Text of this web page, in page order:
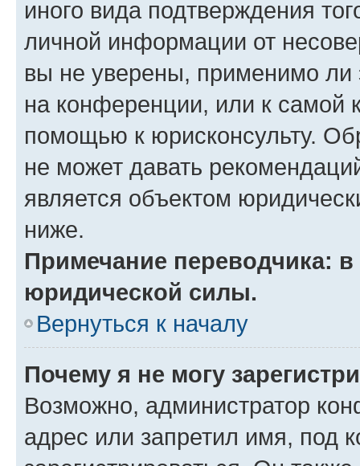
иного вида подтверждения
личной информации от
вы не уверены, применимо ли
на конференции, или к самой
помощью к юрисконсульту.
не может давать
является объектом
ниже.
Примечание переводчика:
юридической силы.
Вернуться к началу
Почему я не могу
Возможно, администратор
адрес или запретил имя, под